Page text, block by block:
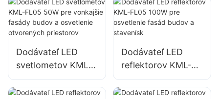
Dodávateľ LED
svetlometov KML-
FL05 50W pre
vonkajšie fasády
Dodávateľ LED
reflektorov KML-
FL05 100W pre
osvetlenie fasád